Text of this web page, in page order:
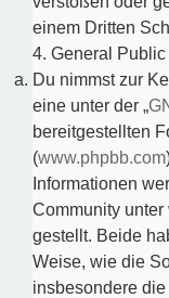
einem Dritten
4. General
Du nimmst zur
eine unter der „
bereitgestellten
(www.phpbb.com
Informationen
Community unter
gestellt. Beide
Weise, wie die
insbesondere